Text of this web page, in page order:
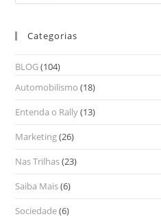
Categorias
BLOG(104)
Automobilismo (18)
Entenda o Rally(13)
Marketing(26)
Nas Trilhas(23)
Saiba Mais(6)
Sociedade(6)